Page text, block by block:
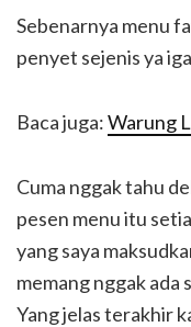
Sebenarnya menu
penyet sejenis ya
Baca juga:Warung
Cuma nggak tahu
pesen menu itu
yang saya
memang nggak ada
Yang jelas terakhir